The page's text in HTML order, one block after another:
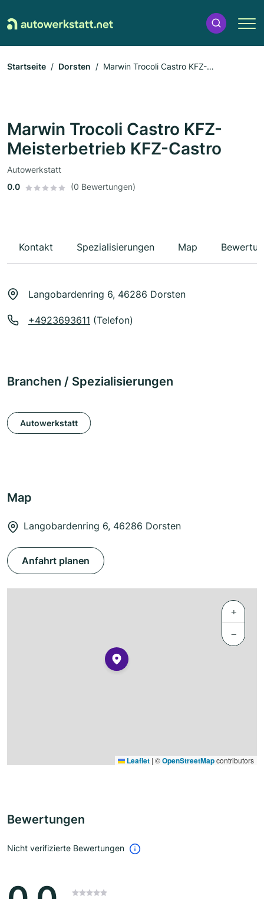
Startseite Dorsten
Marwin Trocoli Castro KFZ-
Marwin Trocoli Castro KFZ-
Meisterbetrieb KFZ-Castro
Autowerkstatt
0.0
(0 Bewertungen)
Kontakt Spezialisierungen Map
Langobardenring 6, 46286 Dorsten
+4923693611 (Telefon)
Branchen / Spezialisierungen
Autowerkstatt
Map
Langobardenring 6, 46286 Dorsten
Anfahrt planen
+
−
Leaflet | ©OpenStreetMapcontributors
Bewertungen
Nicht verifizierte Bewertungen